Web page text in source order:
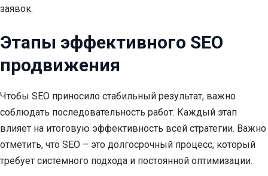
заявок.
Этапы эффективного SEO
продвижения
Чтобы SEO приносило стабильный результат, важно
соблюдать последовательность работ. Каждый этап
влияет на итоговую эффективность всей стратегии. Важно
отметить, что SEO – это долгосрочный процесс, который
требует системного подхода и постоянной оптимизации.